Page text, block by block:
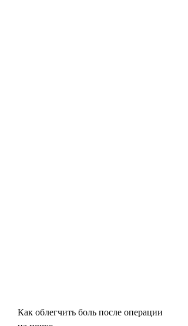
Как облегчить боль после операции